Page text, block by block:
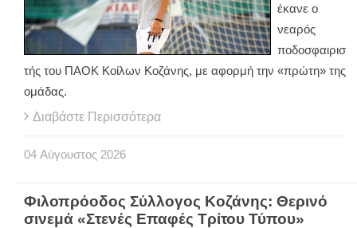
έκανε ο
νεαρός
ποδοσφαιρισ
τής του ΠΑΟΚ Κοίλων Κοζάνης, με αφορμή την «πρώτη» της
ομάδας.
Διαβάστε Περισσότερα
04 Αύγουστος 2026
Φιλοπρόοδος Σύλλογος Κοζάνης: Θερινό
σινεμά «Στενές Επαφές Τρίτου Τύπου»